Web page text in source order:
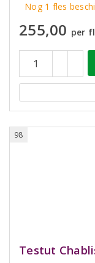
Nog 1 fles
255,00 per
98
Testut